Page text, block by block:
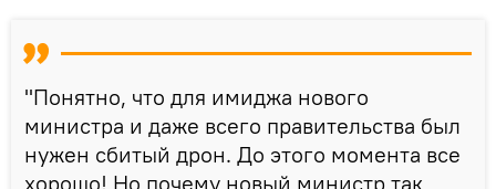
"Понятно, что для имиджа нового
министра и даже всего правительства был
нужен сбитый дрон. До этого момента все
хорошо! Но почему новый министр так